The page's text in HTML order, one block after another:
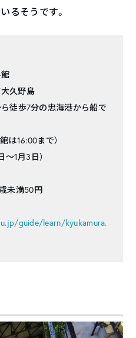
るそうです。
大久野島
ら徒歩7分の忠海港から船で
は16:00まで）
〜1月3日）
未満50円
guide/learn/kyukamura.